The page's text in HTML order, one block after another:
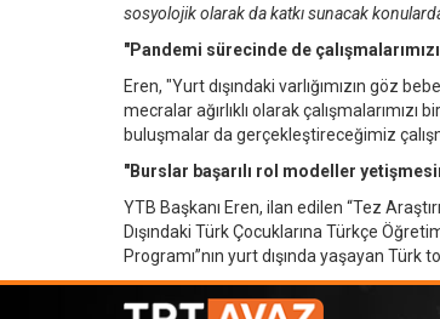
sosyolojik olarak da katkı sunacak
"Pandemi sürecinde de
Eren, "Yurt dışındaki varlığımızın göz
mecralar ağırlıklı olarak
buluşmalar da gerçekleştireceğimiz
"Burslar başarılı rol modeller
YTB Başkanı Eren, ilan edilen “Tez
Dışındaki Türk Çocuklarına Türkçe
Programı”nın yurt dışında yaşayan